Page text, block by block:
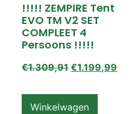
!!!!! ZEMPIRE Tent
EVO TM V2 SET
COMPLEET 4
Persoons !!!!!
€1.309,91 €1.199,99
Winkelwagen